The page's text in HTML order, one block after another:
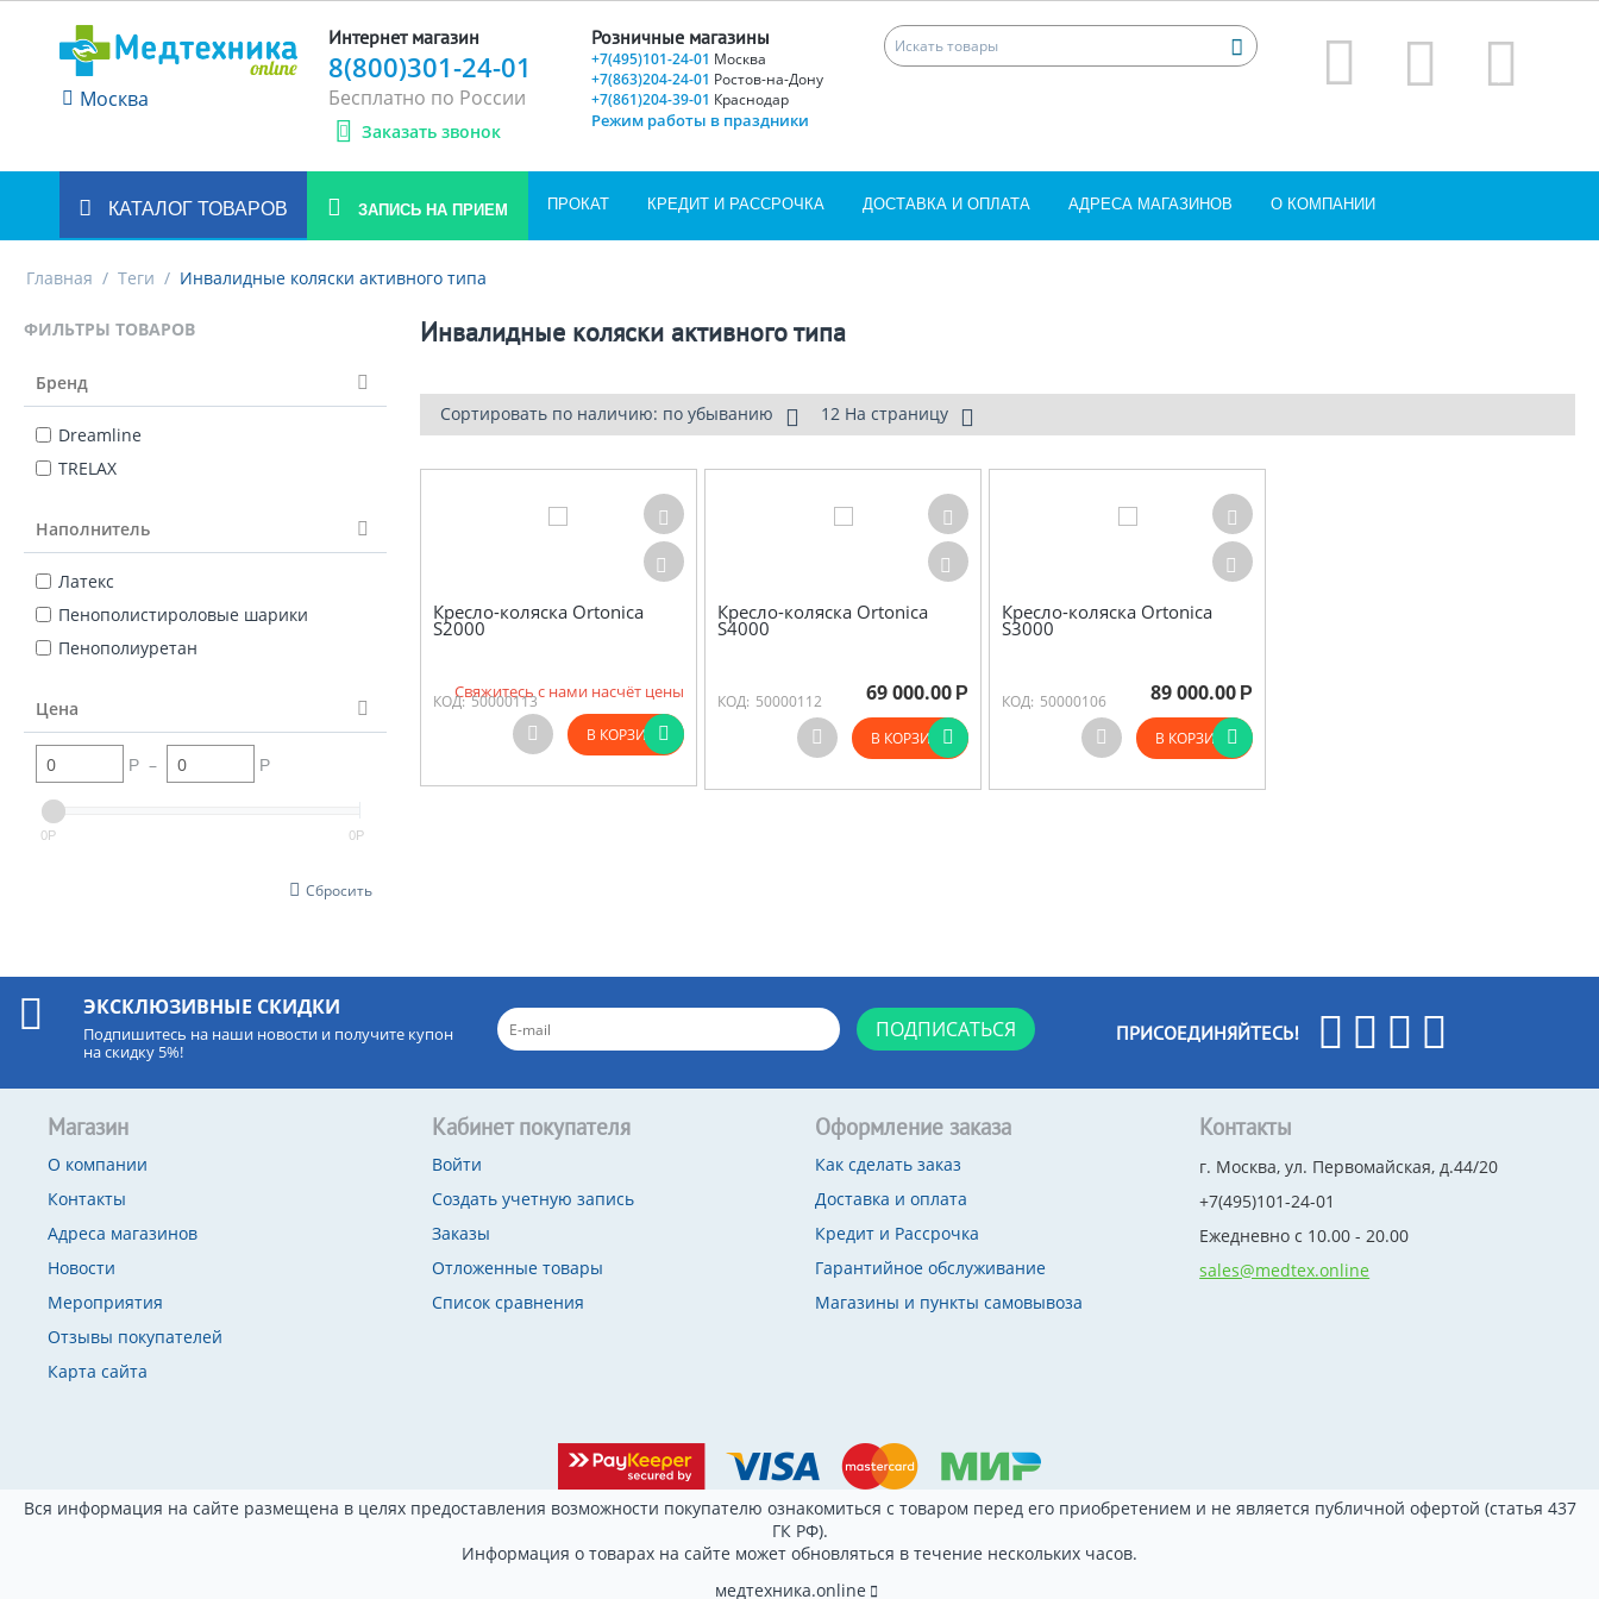
Москва
Интернет магазин
8(800)301-24-01
Бесплатно по России
Заказать звонок
Розничные магазины
+7(495)101-24-01 Москва
+7(863)204-24-01 Ростов-на-Дону
+7(861)204-39-01 Краснодар
Режим работы в праздники
КАТАЛОГ ТОВАРОВ ЗАПИСЬ НА ПРИЕМ ПРОКАТ КРЕДИТ И РАССРОЧКА ДОСТАВКА И ОПЛАТА АДРЕСА МАГАЗИНОВ О КОМПАНИИ
Главная / Теги / Инвалидные коляски активного типа
ФИЛЬТРЫ ТОВАРОВ
Бренд
Dreamline
TRELAX
Наполнитель
Латекс
Пенополистироловые шарики
Пенополиуретан
Цена
Р – Р
0Р 0Р
Сбросить
Инвалидные коляски активного типа
Сортировать по наличию: по убыванию 12 На страницу
Кресло-коляска Ortonica
S2000
КОД: 50000113
Свяжитесь с нами насчёт цены
В КОРЗИНУ
Кресло-коляска Ortonica
S4000
КОД: 50000112 69 000.00 Р
В КОРЗИНУ
Кресло-коляска Ortonica
S3000
КОД: 50000106 89 000.00 Р
В КОРЗИНУ
ЭКСКЛЮЗИВНЫЕ СКИДКИ
Подпишитесь на наши новости и получите купон
на скидку 5%!
ПОДПИСАТЬСЯ ПРИСОЕДИНЯЙТЕСЬ!
Магазин
О компании
Контакты
Адреса магазинов
Новости
Мероприятия
Отзывы покупателей
Карта сайта
Кабинет покупателя
Войти
Создать учетную запись
Заказы
Отложенные товары
Список сравнения
Оформление заказа
Как сделать заказ
Доставка и оплата
Кредит и Рассрочка
Гарантийное обслуживание
Магазины и пункты самовывоза
Контакты
г. Москва, ул. Первомайская, д.44/20
+7(495)101-24-01
Ежедневно с 10.00 - 20.00
sales@medtex.online
Вся информация на сайте размещена в целях предоставления возможности покупателю ознакомиться с товаром перед его приобретением и не является публичной офертой (статья 437
ГК РФ).
Информация о товарах на сайте может обновляться в течение нескольких часов.
медтехника.online